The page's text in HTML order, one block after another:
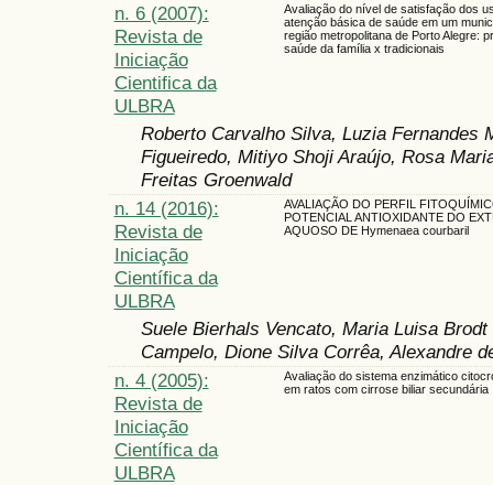
n. 6 (2007):
Revista de
Iniciação
Cientifica da
ULBRA
Avaliação do nível de satisfação dos
atenção básica de saúde em um
região metropolitana de Porto Alegre:
saúde da família x tradicionais
Roberto Carvalho Silva, Luzia Fernandes
Figueiredo, Mitiyo Shoji Araújo, Rosa
Freitas Groenwald
n. 14 (2016):
Revista de
Iniciação
Científica da
ULBRA
AVALIAÇÃO DO PERFIL
POTENCIAL ANTIOXIDANTE DO
AQUOSO DE Hymenaea courbaril
Suele Bierhals Vencato, Maria Luisa
Campelo, Dione Silva Corrêa, Alexandre
n. 4 (2005):
Revista de
Iniciação
Científica da
ULBRA
Avaliação do sistema enzimático
em ratos com cirrose biliar secundária